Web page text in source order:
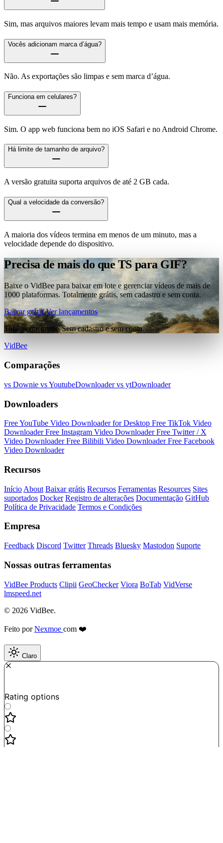
Sim, mas arquivos maiores levam mais tempo e usam mais memória.
Vocês adicionam marca d’água?
Não. As exportações são limpas e sem marca d’água.
Funciona em celulares?
Sim. O app web funciona bem no iOS Safari e no Android Chrome.
Há limite de tamanho de arquivo?
A versão gratuita suporta arquivos de até 2 GB cada.
Qual a velocidade da conversão?
A maioria dos vídeos termina em menos de um minuto, mas a
velocidade depende do dispositivo.
Precisa de mais do que TS para GIF?
Baixe o VidBee para baixar em lote e gerenciar vídeos de mais de
1000 plataformas. Totalmente grátis, sem cadastro e sem conta.
Baixar grátisVer lançamentos
Totalmente grátis. Sem cadastro e sem conta.
VidBee
Comparações
vs Downie vs YoutubeDownloadervs ytDownloader
Downloaders
Free YouTube Video Downloader for Desktop Free TikTok Video
DownloaderFree Instagram Video DownloaderFree Twitter / X
Video DownloaderFree Bilibili Video DownloaderFree Facebook
Video Downloader
Recursos
Início About Baixar grátis Recursos Ferramentas Resources Sites
suportados Docker Registro de alterações Documentação GitHub
Política de Privacidade Termos e Condições
Empresa
Feedback Discord Twitter Threads Bluesky Mastodon Suporte
Nossas outras ferramentas
VidBee Products Clipii GeoChecker Viora BoTab VidVerse
lmspeed.net
© 2026 VidBee.
Feito porNexmoe com ❤️
Claro
Rating options